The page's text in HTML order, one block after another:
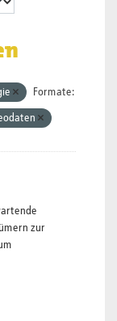
Formate:
zur